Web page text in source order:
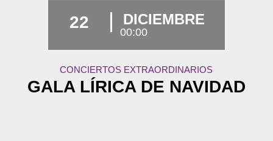
22 DICIEMBRE
00:00
CONCIERTOS EXTRAORDINARIOS
GALA LÍRICA DE NAVIDAD